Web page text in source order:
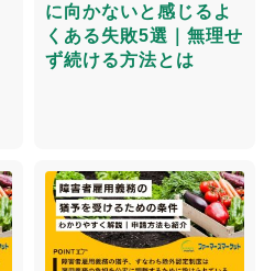
に向かないと感じるよ
くある失敗5選｜無理せ
ず続ける方法とは